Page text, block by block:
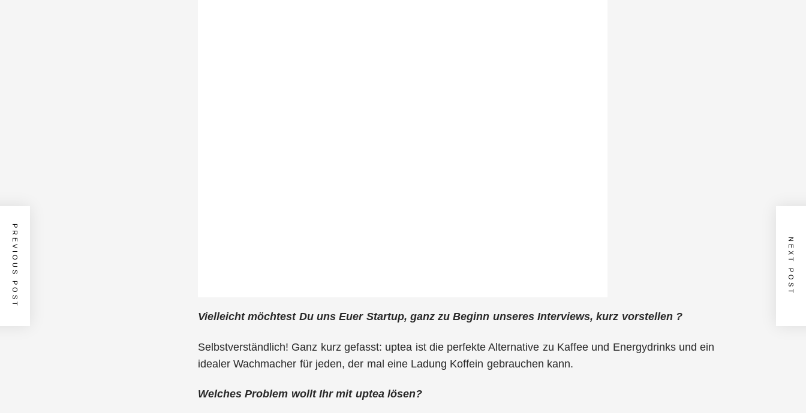
Vielleicht möchtest Du uns Euer Startup, ganz zu Beginn unseres Interviews, kurz vorstellen ?
Selbstverständlich! Ganz kurz gefasst: uptea ist die perfekte Alternative zu Kaffee und Energydrinks und ein
idealer Wachmacher für jeden, der mal eine Ladung Koffein gebrauchen kann.
Welches Problem wollt Ihr mit uptea lösen?
PREVIOUS POST NEXT POST